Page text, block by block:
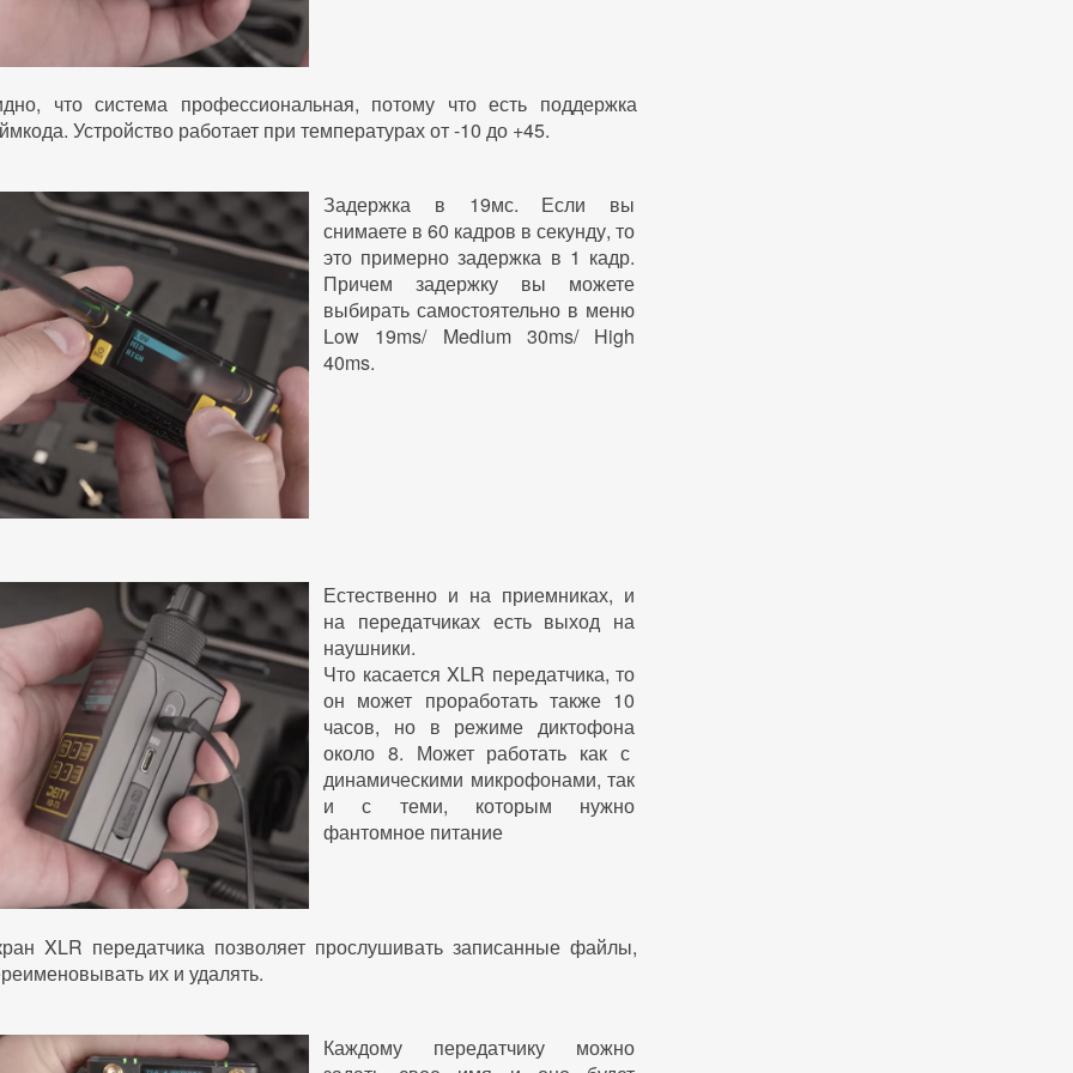
что система профессиональная, потому что есть поддержка
Устройство работает при температурах от -10 до +45.
Задержка в 19мс. Если вы
снимаете в 60 кадров в секунду, то
это примерно задержка в 1 кадр.
Причем задержку вы можете
выбирать самостоятельно в меню
Low 19ms/ Medium 30ms/ High
40ms.
Естественно и на приемниках, и
на передатчиках есть выход на
наушники.
Что касается XLR передатчика, то
он может проработать также 10
часов, но в режиме диктофона
около 8. Может работать как с
динамическими микрофонами, так
и с теми, которым нужно
фантомное питание
XLR передатчика позволяет прослушивать записанные файлы,
их и удалять.
Каждому передатчику можно